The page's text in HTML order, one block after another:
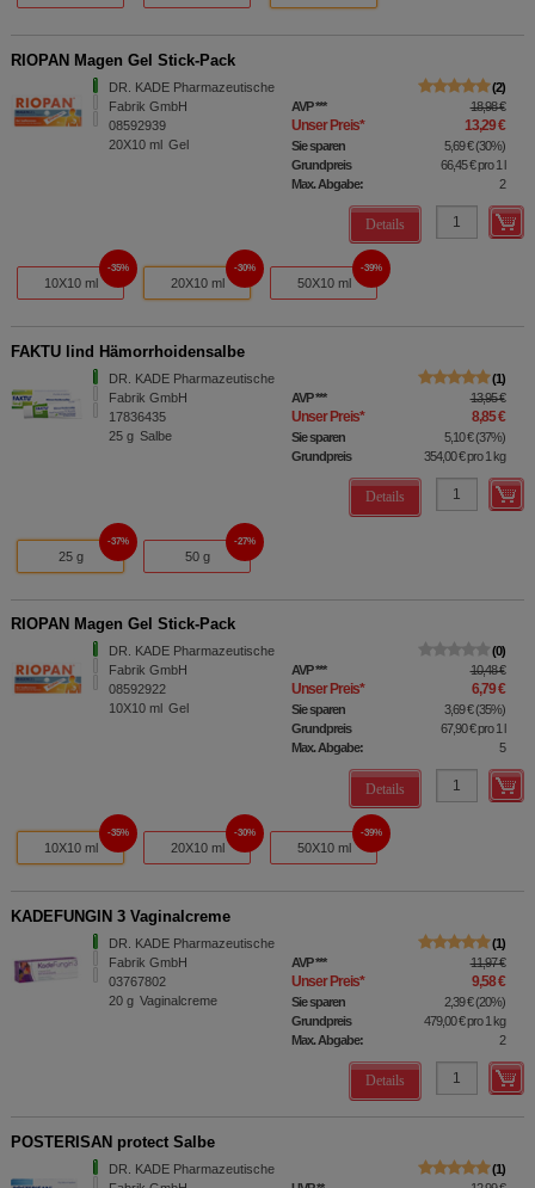
RIOPAN Magen Gel Stick-Pack
DR. KADE Pharmazeutische
Fabrik GmbH
08592939
20X10 ml Gel
2
AVP*** 18,98 €
Unser Preis* 13,29 €
Sie sparen 5,69 €(30%)
Grundpreis
66,45 €pro 1 l
Max. Abgabe:
2
Details
10X10 ml
35%
20X10 ml
30%
50X10 ml
39%
FAKTU lind Hämorrhoidensalbe
DR. KADE Pharmazeutische
Fabrik GmbH
17836435
25 g Salbe
1
AVP*** 13,95 €
Unser Preis* 8,85 €
Sie sparen 5,10 €(37%)
Grundpreis
354,00 €pro 1 kg
Details
25 g
37%
50 g
27%
RIOPAN Magen Gel Stick-Pack
DR. KADE Pharmazeutische
Fabrik GmbH
08592922
10X10 ml Gel
0
AVP*** 10,48 €
Unser Preis* 6,79 €
Sie sparen 3,69 €(35%)
Grundpreis
67,90 €pro 1 l
Max. Abgabe:
5
Details
10X10 ml
35%
20X10 ml
30%
50X10 ml
39%
KADEFUNGIN 3 Vaginalcreme
DR. KADE Pharmazeutische
Fabrik GmbH
03767802
20 g Vaginalcreme
1
AVP*** 11,97 €
Unser Preis* 9,58 €
Sie sparen 2,39 €(20%)
Grundpreis
479,00 €pro 1 kg
Max. Abgabe:
2
Details
POSTERISAN protect Salbe
DR. KADE Pharmazeutische
1